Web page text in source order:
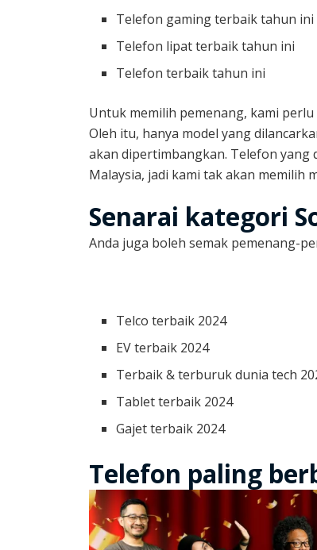
Telefon gaming terbaik tahun ini
Telefon lipat terbaik tahun ini
Telefon terbaik tahun ini
Untuk memilih pemenang, kami
Oleh itu, hanya model yang
akan dipertimbangkan. Telefon yang
Malaysia, jadi kami tak akan memilih
Senarai kategori
Anda juga boleh semak pemenang-
Telco terbaik 2024
EV terbaik 2024
Terbaik & terburuk dunia tech
Tablet terbaik 2024
Gajet terbaik 2024
Telefon paling